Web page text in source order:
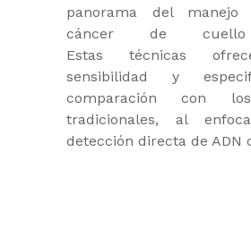
panorama del
cáncer de
Estas técnicas
sensibilidad y
comparación con
tradicionales, al
detección directa de ADN